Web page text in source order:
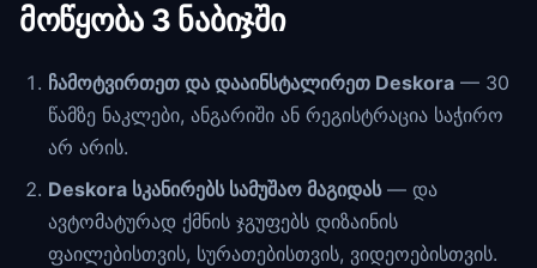
მოწყობა 3 ნაბიჯში
ჩამოტვირთეთ და დააინსტალირეთ Deskora — 30
წამზე ნაკლები, ანგარიში ან რეგისტრაცია საჭირო
არ არის.
Deskora სკანირებს სამუშაო მაგიდას— და
ავტომატურად ქმნის ჯგუფებს დიზაინის
ფაილებისთვის, სურათებისთვის, ვიდეოებისთვის.